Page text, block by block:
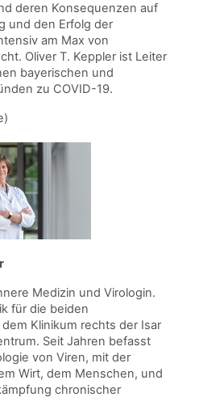
deren Konsequenzen auf
und den Erfolg der
am Max von
Oliver T. Keppler ist Leiter
bayerischen und
zu COVID-19.
Medizin und Virologin.
für die beiden
Klinikum rechts der Isar
Seit Jahren befasst
von Viren, mit der
Wirt, dem Menschen, und
chronischer